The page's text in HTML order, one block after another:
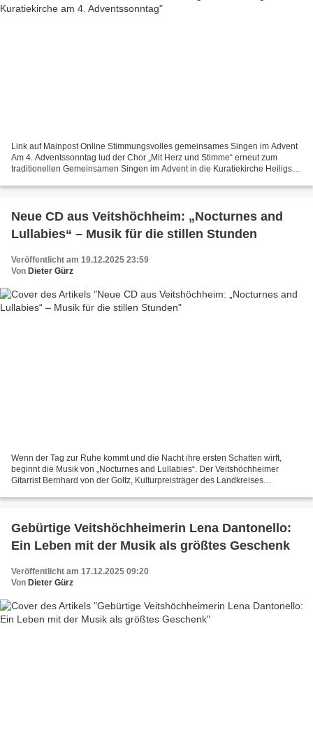
Link auf Mainpost Online Stimmungsvolles gemeinsames Singen im Advent
Am 4. Adventssonntag lud der Chor „Mit Herz und Stimme“ erneut zum
traditionellen Gemeinsamen Singen im Advent in die Kuratiekirche Heiligste
Neue CD aus Veitshöchheim: „Nocturnes and
Lullabies“ – Musik für die stillen Stunden
Veröffentlicht am 19.12.2025 23:59
Von Dieter Gürz
Wenn der Tag zur Ruhe kommt und die Nacht ihre ersten Schatten wirft,
beginnt die Musik von „Nocturnes and Lullabies“. Der Veitshöchheimer
Gitarrist Bernhard von der Goltz, Kulturpreisträger des Landkreises
Gebürtige Veitshöchheimerin Lena Dantonello:
Ein Leben mit der Musik als größtes Geschenk
Veröffentlicht am 17.12.2025 09:20
Von Dieter Gürz